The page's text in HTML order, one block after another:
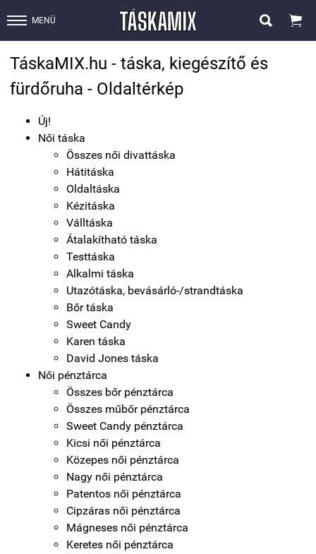
MENÜ  
TáskaMIX.hu - táska, kiegészítő és
fürdőruha - Oldaltérkép
Új!
Női táska
Összes női divattáska
Hátitáska
Oldaltáska
Kézitáska
Válltáska
Átalakítható táska
Testtáska
Alkalmi táska
Utazótáska, bevásárló-/strandtáska
Bőr táska
Sweet Candy
Karen táska
David Jones táska
Női pénztárca
Összes bőr pénztárca
Összes műbőr pénztárca
Sweet Candy pénztárca
Kicsi női pénztárca
Közepes női pénztárca
Nagy női pénztárca
Patentos női pénztárca
Cipzáras női pénztárca
Mágneses női pénztárca
Keretes női pénztárca